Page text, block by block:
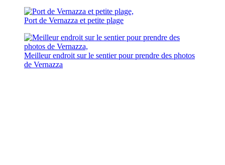
Port de Vernazza et petite plage
Meilleur endroit sur le sentier pour prendre des photos
de Vernazza